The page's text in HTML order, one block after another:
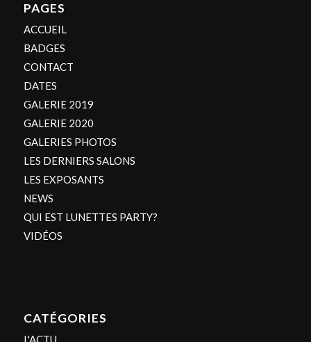
PAGES
ACCUEIL
BADGES
CONTACT
DATES
GALERIE 2019
GALERIE 2020
GALERIES PHOTOS
LES DERNIERS SALONS
LES EXPOSANTS
NEWS
QUI EST LUNETTES PARTY?
VIDÉOS
CATÉGORIES
L'ACTU